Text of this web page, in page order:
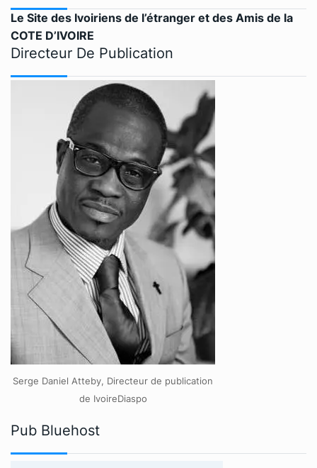
Le Site des Ivoiriens de l’étranger et des Amis de la
COTE D’IVOIRE
Directeur De Publication
Serge Daniel Atteby, Directeur de publication
de IvoireDiaspo
Pub Bluehost